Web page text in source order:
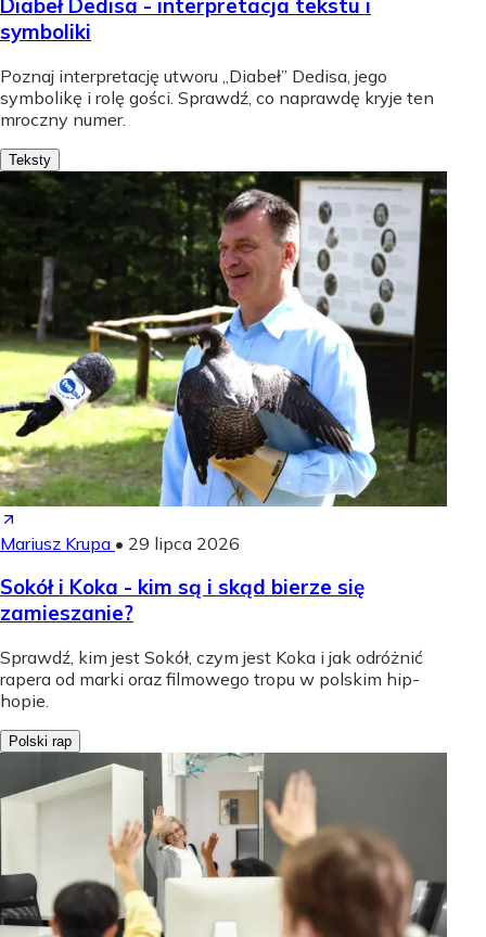
Diabeł Dedisa - interpretacja tekstu i
symboliki
Poznaj interpretację utworu „Diabeł” Dedisa, jego
symbolikę i rolę gości. Sprawdź, co naprawdę kryje ten
mroczny numer.
Teksty
Mariusz Krupa • 29 lipca 2026
Sokół i Koka - kim są i skąd bierze się
zamieszanie?
Sprawdź, kim jest Sokół, czym jest Koka i jak odróżnić
rapera od marki oraz filmowego tropu w polskim hip-
hopie.
Polski rap